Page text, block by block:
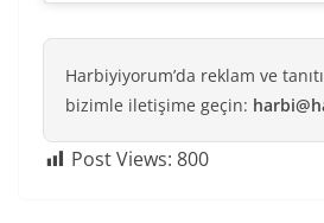
Harbiyiyorum’da reklam ve
bizimle iletişime geçin:
Post Views: 800